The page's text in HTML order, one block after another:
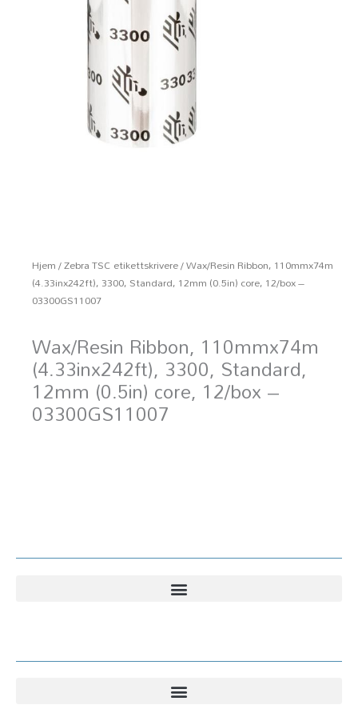
Hjem/Zebra TSC etikettskrivere/ Wax/Resin Ribbon, 110mmx74m
(4.33inx242ft), 3300, Standard, 12mm (0.5in) core, 12/box –
03300GS11007
Wax/Resin Ribbon, 110mmx74m
(4.33inx242ft), 3300, Standard,
12mm (0.5in) core, 12/box –
03300GS11007